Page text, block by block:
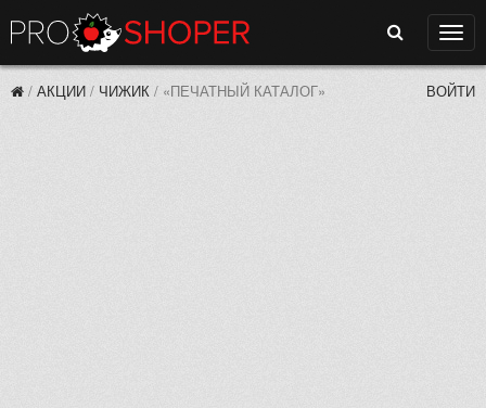
Поиск
/ АКЦИИ / ЧИЖИК / «ПЕЧАТНЫЙ КАТАЛОГ» ВОЙТИ